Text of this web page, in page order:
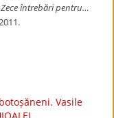
Zece întrebări pentru…
Vasile